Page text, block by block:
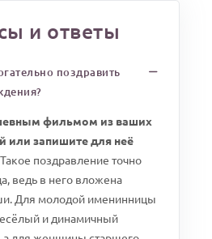
и ответы
поздравить
фильмом из ваших
или запишите для неё
Такое поздравление точно
ведь в него вложена
Для молодой именинницы
и динамичный